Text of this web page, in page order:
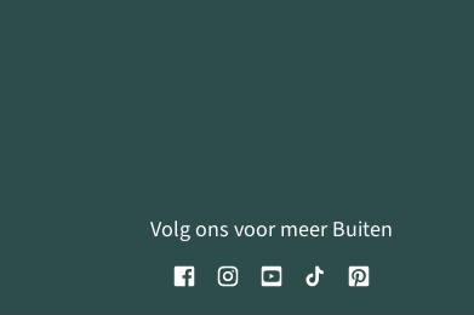
Volg ons voor meer Buiten